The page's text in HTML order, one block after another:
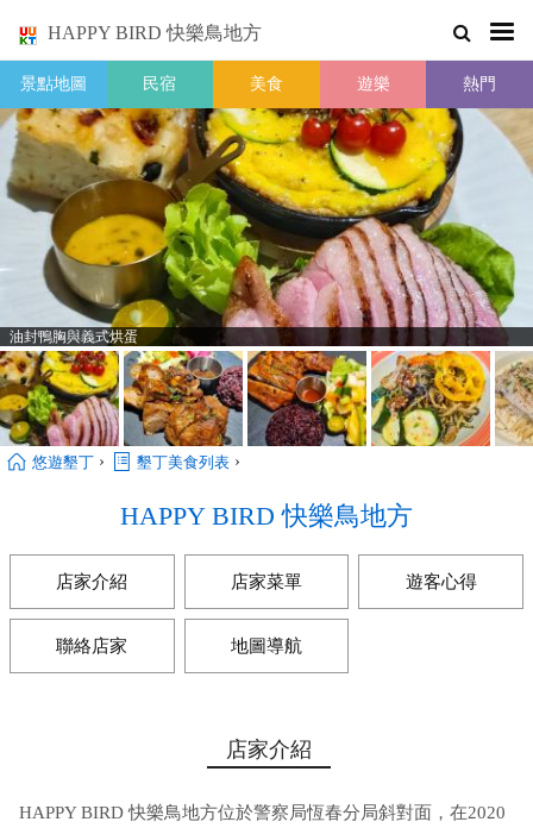
HAPPY BIRD 快樂鳥地方
景點地圖 民宿 美食 遊樂 熱門
油封鴨胸與義式烘蛋
悠遊墾丁 › 墾丁美食列表 ›
HAPPY BIRD 快樂鳥地方
店家介紹 店家菜單 遊客心得
聯絡店家 地圖導航
店家介紹
HAPPY BIRD 快樂鳥地方位於警察局恆春分局斜對面，在2020